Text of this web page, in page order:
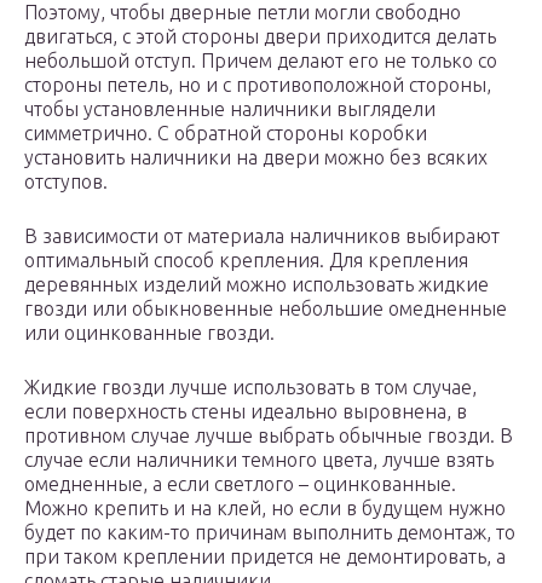
Поэтому, чтобы дверные петли могли свободно
двигаться, с этой стороны двери приходится делать
небольшой отступ. Причем делают его не только со
стороны петель, но и с противоположной стороны,
чтобы установленные наличники выглядели
симметрично. С обратной стороны коробки
установить наличники на двери можно без всяких
отступов.
В зависимости от материала наличников выбирают
оптимальный способ крепления. Для крепления
деревянных изделий можно использовать жидкие
гвозди или обыкновенные небольшие омедненные
или оцинкованные гвозди.
Жидкие гвозди лучше использовать в том случае,
если поверхность стены идеально выровнена, в
противном случае лучше выбрать обычные гвозди. В
случае если наличники темного цвета, лучше взять
омедненные, а если светлого – оцинкованные.
Можно крепить и на клей, но если в будущем нужно
будет по каким-то причинам выполнить демонтаж, то
при таком креплении придется не демонтировать, а